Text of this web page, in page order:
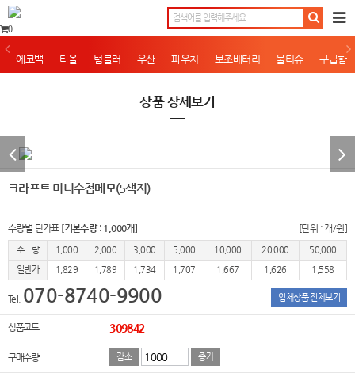
0
에코백 타올 텀블러 우산 파우치 보조배터리 물티슈 구급함
상품 상세보기
크라프트 미니수첩메모(5색지)
수량별 단가표 [기본수량 : 1,000개] [단위 : 개/원]
수 량 1,000 2,000 3,000 5,000 10,000 20,000
50,000
일반가
1,829 1,789 1,734 1,707 1,667 1,626 1,558
Tel. 070-8740-9900 업체상품 전체보기
상품코드 309842
구매수량 감소 증가